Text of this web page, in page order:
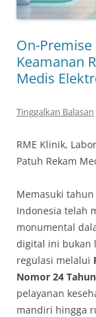
On-
Keamanan
Medis
Tinggalkan Balasan
RME Klinik,
Patuh Rekam
Memasuki
Indonesia telah
monumental
digital ini bukan
regulasi melalui
Nomor 24
pelayanan
mandiri hingga